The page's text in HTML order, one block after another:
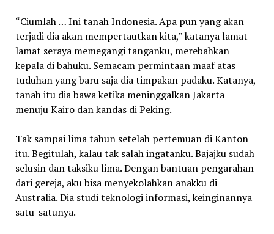
“Ciumlah … Ini tanah Indonesia. Apa pun yang akan
terjadi dia akan mempertautkan kita,” katanya lamat-
lamat seraya memegangi tanganku, merebahkan
kepala di bahuku. Semacam permintaan maaf atas
tuduhan yang baru saja dia timpakan padaku. Katanya,
tanah itu dia bawa ketika meninggalkan Jakarta
menuju Kairo dan kandas di Peking.
Tak sampai lima tahun setelah pertemuan di Kanton
itu. Begitulah, kalau tak salah ingatanku. Bajajku sudah
selusin dan taksiku lima. Dengan bantuan pengarahan
dari gereja, aku bisa menyekolahkan anakku di
Australia. Dia studi teknologi informasi, keinginannya
satu-satunya.